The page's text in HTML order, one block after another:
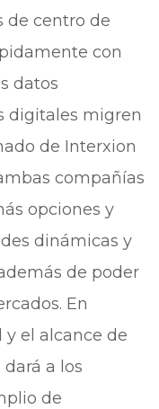
de centro de
con
datos
digitales migren
de Interxion
compañías
opciones y
dinámicas y
de poder
En
el alcance de
a los
de